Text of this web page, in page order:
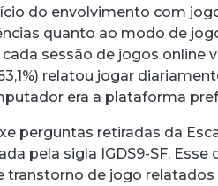
do envolvimento com
quanto ao modo de
sessão de jogos online
relatou jogar
era a plataforma
perguntas retiradas da
pela sigla IGDS9-SF.
transtorno de jogo